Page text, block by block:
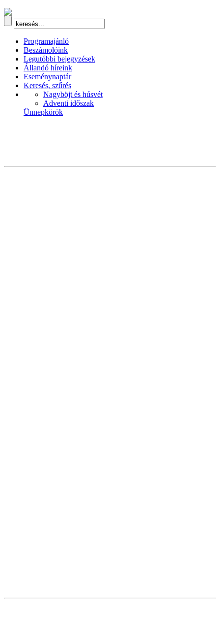
Programajánló
Beszámolóink
Legutóbbi bejegyzések
Állandó híreink
Eseménynaptár
Keresés, szűrés
Nagyböjt és húsvét
Adventi időszak
Ünnepkörök